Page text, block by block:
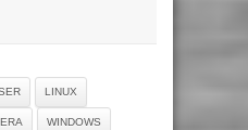
LINUX
WINDOWS